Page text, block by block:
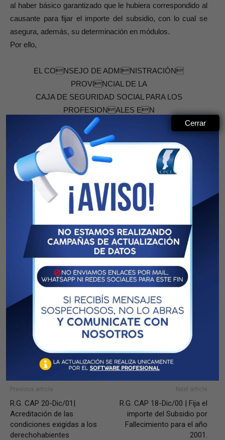
al haber básico garantizado que le hubiera correspondido al
causante para fijar el importe del subsidio, con lo cual se
asegura, además, su determinación en módulos.
Por ello,
EL CONSEJO DE ADMINISTRACIÓN
PROVINCIAL DE LA
CAJA DE SEGURIDAD SOCIAL PARA LOS
PROFESIONALES EN
CIENCIAS ECONOMICAS DE LA PROVINCIA DE
SANTA FE
RESUELVE
Artículo 1º: Fíjase el importe de Subsidio por Fallecimiento
establecido en el Artículo 63 de la Ley Nº 11.085, para el año
2.002, en la cantidad de módulos equivalente al duplo de la
que le hubiere correspondido al causante como haber
básico garantizado y a los valores vigentes a la fecha de su
deceso.
Artículo 2º:Regístrese, comuníquese a los afiliados y
archívese.
Previous article
R.G. CAP 20-Dic/01|
Acreditación de las
condiciones exigidas a los
derechohabientes
Next article
R.G. CAP 18-Dic/00 | Fija el
importe del Subsidio por
Fallecimiento para el año
2001.
Cerrar